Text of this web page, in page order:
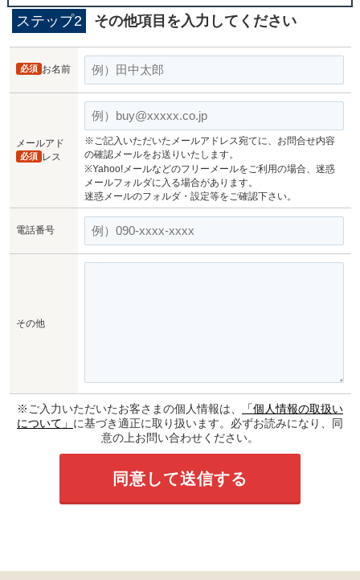
ステップ2 その他項目を入力してください
お名前
必須
メールアド
レス
必須
※ご記入いただいたメールアドレス宛てに、お問合せ内容
の確認メールをお送りいたします。
※Yahoo!メールなどのフリーメールをご利用の場合、迷惑
メールフォルダに入る場合があります。
迷惑メールのフォルダ・設定等をご確認下さい。
電話番号
その他
※ご入力いただいたお客さまの個人情報は、
「個人情報の取扱い
について」 に基づき適正に取り扱います。必ずお読みになり、同
意の上お問い合わせください。